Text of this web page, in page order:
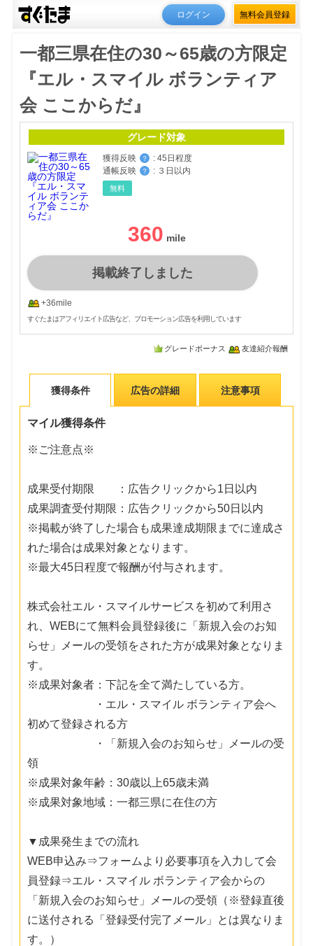
ログイン 無料会員登録
一都三県在住の30～65歳の方限定
『エル・スマイル ボランティア
会 ここからだ』
グレード対象
獲得反映 ？ : 45日程度
通帳反映
？ : ３日以内
無料
360
掲載終了しました
+36mile
すぐたまはアフィリエイト広告など、プロモーション広告を利用しています
グレードボーナス 友達紹介報酬
獲得条件 広告の詳細 注意事項
マイル獲得条件
※ご注意点※
成果受付期限 ：広告クリックから1日以内
成果調査受付期限：広告クリックから50日以内
※掲載が終了した場合も成果達成期限までに達成さ
れた場合は成果対象となります。
※最大45日程度で報酬が付与されます。
株式会社エル・スマイルサービスを初めて利用さ
れ、WEBにて無料会員登録後に「新規入会のお知
らせ」メールの受領をされた方が成果対象となりま
す。
※成果対象者：下記を全て満たしている方。
・エル・スマイル ボランティア会へ
初めて登録される方
・「新規入会のお知らせ」メールの受
領
※成果対象年齢：30歳以上65歳未満
※成果対象地域：一都三県に在住の方
▼成果発生までの流れ
WEB申込み⇒フォームより必要事項を入力して会
員登録⇒エル・スマイル ボランティア会からの
「新規入会のお知らせ」メールの受領（※登録直後
に送付される「登録受付完了メール」とは異なりま
す。）